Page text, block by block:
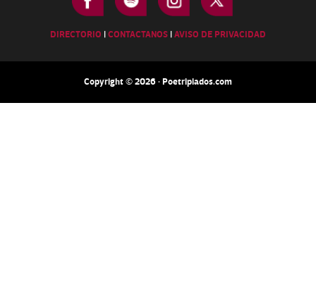
DIRECTORIO |CONTACTANOS |AVISO DE PRIVACIDAD
Copyright © 2026 · Poetripiados.com